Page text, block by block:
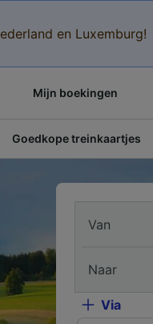
en Luxemburg!
Mijn boekingen
Goedkope treinkaartjes
Van
Naar
Via